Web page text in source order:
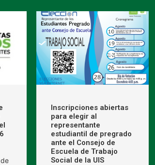
Inscripciones abiertas
para elegir al
representante
estudiantil de pregrado
ante el Consejo de
Escuela de Trabajo
Social de la UIS